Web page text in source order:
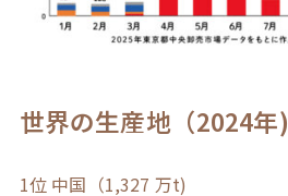
世界の生産地（2024年)
1位 中国（1,327 万t)